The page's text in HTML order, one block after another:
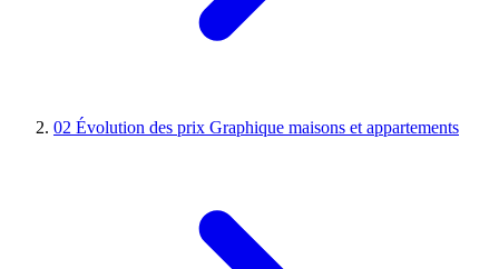
02 Évolution des prix Graphique maisons et appartements